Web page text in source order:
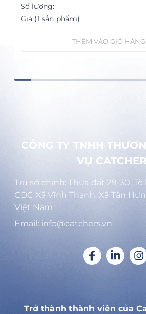
Số lượng:
Giá (1 sản phẩm)
THÊM VÀO GIỎ HÀNG
CÔNG TY TNHH
VỤ
Trụ sở chính: Thửa đất 29-30,
CDC Xã Vĩnh Thạnh, Xã Tân
Việt Nam
Email: info@catchers.vn
Trở thành thành viên của